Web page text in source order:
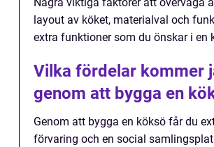
Några viktiga faktorer att överväga
layout av köket, materialval och
extra funktioner som du önskar i en
Vilka fördelar kommer
genom att bygga en
Genom att bygga en köksö får du
förvaring och en social